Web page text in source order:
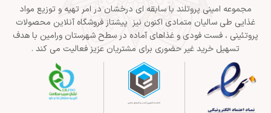
مجموعه امینی پروتلند با سابقه ای درخشان در امر تهیه و توزیع مواد
غذایی طی سالیان متمادی اکنون نیز پیشتاز فروشگاه آنلاین محصولات
پروتئینی ، فست فودی و غذاهای آماده در سطح شهرستان ورامین با هدف
تسهیل خرید غیر حضوری برای مشتریان عزیز فعالیت می کند .